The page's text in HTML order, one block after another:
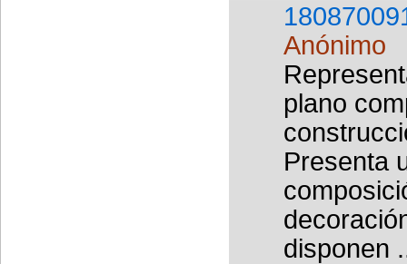
Anónimo
plano
Presenta
disponen